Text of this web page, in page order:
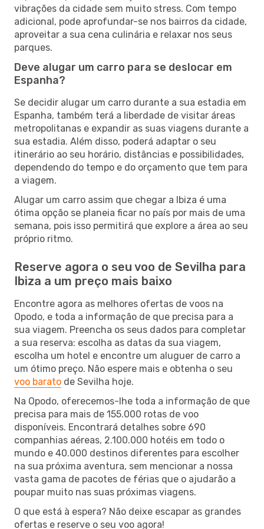
vibrações da cidade sem muito stress. Com tempo
adicional, pode aprofundar-se nos bairros da cidade,
aproveitar a sua cena culinária e relaxar nos seus
parques.
Deve alugar um carro para se deslocar em
Espanha?
Se decidir alugar um carro durante a sua estadia em
Espanha, também terá a liberdade de visitar áreas
metropolitanas e expandir as suas viagens durante a
sua estadia. Além disso, poderá adaptar o seu
itinerário ao seu horário, distâncias e possibilidades,
dependendo do tempo e do orçamento que tem para
a viagem.
Alugar um carro assim que chegar a Ibiza é uma
ótima opção se planeia ficar no país por mais de uma
semana, pois isso permitirá que explore a área ao seu
próprio ritmo.
Reserve agora o seu voo de Sevilha para
Ibiza a um preço mais baixo
Encontre agora as melhores ofertas de voos na
Opodo, e toda a informação de que precisa para a
sua viagem. Preencha os seus dados para completar
a sua reserva: escolha as datas da sua viagem,
escolha um hotel e encontre um aluguer de carro a
um ótimo preço. Não espere mais e obtenha o seu
voo barato de Sevilha hoje.
Na Opodo, oferecemos-lhe toda a informação de que
precisa para mais de 155.000 rotas de voo
disponíveis. Encontrará detalhes sobre 690
companhias aéreas, 2.100.000 hotéis em todo o
mundo e 40.000 destinos diferentes para escolher
na sua próxima aventura, sem mencionar a nossa
vasta gama de pacotes de férias que o ajudarão a
poupar muito nas suas próximas viagens.
O que está à espera? Não deixe escapar as grandes
ofertas e reserve o seu voo agora!